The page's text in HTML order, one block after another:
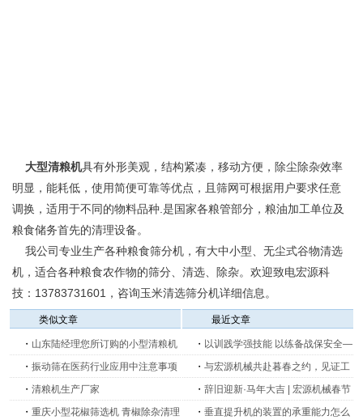
大型清粮机具有外形美观，结构紧凑，移动方便，除尘除杂效率
明显，能耗低，使用简便可靠等优点，且筛网可根据用户要求任意
调换，适用于不同的物料品种.是国家各粮管部分，粮油加工单位及
粮食储务首先的清理设备。
我公司专业生产各种粮食筛分机，有大中小型、无尘式谷物清选
机，适合各种粮食农作物的筛分、清选、除杂。欢迎致电宏源科
技：13783731601，咨询玉米清选筛分机详细信息。
类似文章
・ 山东陆经理您所订购的小型清粮机
5台以发出
・ 振动筛在医药行业应用中注意事项
・ 清粮机生产厂家
・ 重庆小型花椒筛选机 青椒除杂清理
最近文章
・ 以训践学强技能 以练备战保安全—
新乡宏源机械开展生产消防安全培训
及消防演练
・ 与宏源机械共赴暮春之约，见证工
业创新的力量
・ 辞旧迎新·马年大吉 | 宏源机械春节
放假安排公告
・ 垂直提升机的装置的承重能力怎么